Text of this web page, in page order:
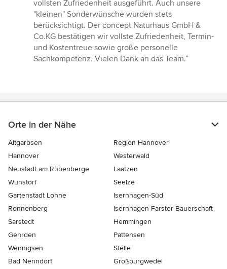
vollsten Zufriedenheit ausgeführt. Auch unsere
"kleinen" Sonderwünsche wurden stets
berücksichtigt. Der concept Naturhaus GmbH &
Co.KG bestätigen wir vollste Zufriedenheit, Termin-
und Kostentreue sowie große personelle
Sachkompetenz. Vielen Dank an das Team.”
Orte in der Nähe
Altgarbsen
Region Hannover
Hannover
Westerwald
Neustadt am Rübenberge
Laatzen
Wunstorf
Seelze
Gartenstadt Lohne
Isernhagen-Süd
Ronnenberg
Isernhagen Farster Bauerschaft
Sarstedt
Hemmingen
Gehrden
Pattensen
Wennigsen
Stelle
Bad Nenndorf
Großburgwedel